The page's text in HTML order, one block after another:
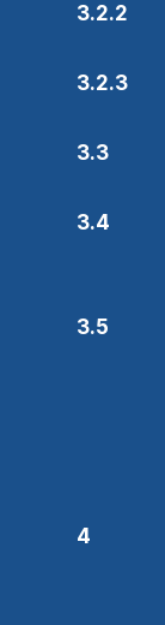
3.2.2
3.2.3
3.3
3.4
3.5
4